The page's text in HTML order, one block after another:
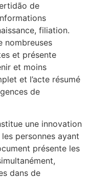
de
filiation.
nombreuses
et présente
et moins
et l’acte résumé
de
une innovation
personnes ayant
présente les
dans de